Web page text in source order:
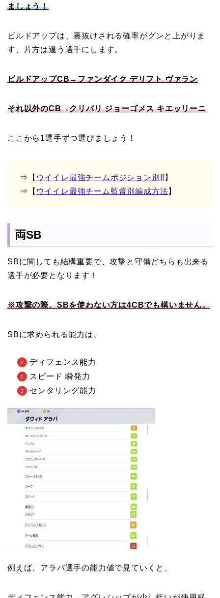
ましょう！
ビルドアップは、裏抜けされる確率がグンと上がりま
す、片方は違う選手にします。
ビルドアップCB→ファンダイク デリフト ヴァラン
それ以外のCB→クリバリ ジョーゴメス キエッリーニ
ここから1選手ずつ選びましょう！
⇒【 ウイイレ最強チームポジション別!! 】
⇒【 ウイイレ最強チーム監督別編成方法】
両SB
SBに関しても結構重要で、攻撃と守備どちらも出来る
選手が必要となります！
※攻撃の際、SBを使わない方は4CBでも構いません。
SBに求められる能力は、
ディフェンス能力
スピード 瞬発力
センタリング能力
例えば、アラバ選手の能力値で見ていくと、